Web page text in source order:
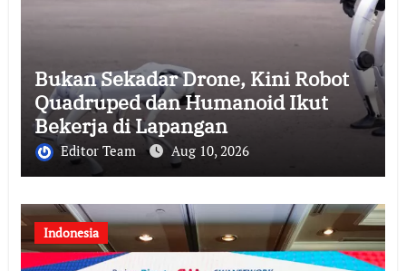
Bukan Sekadar Drone, Kini Robot
Quadruped dan Humanoid Ikut
Bekerja di Lapangan
Editor Team Aug 10, 2026
Indonesia